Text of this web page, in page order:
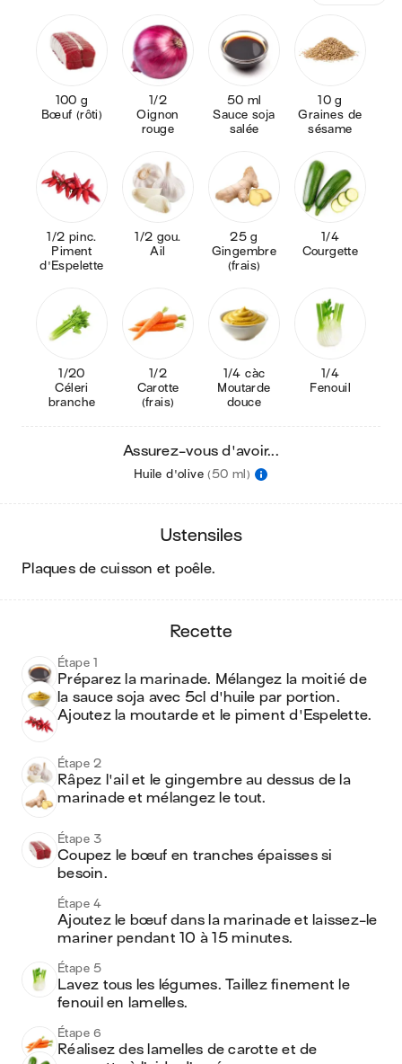
100 g
Bœuf (rôti)
1/2
Oignon
rouge
50 ml
Sauce soja
salée
10 g
Graines de
sésame
1/2 pinc.
Piment
d'Espelette
1/2 gou.
Ail
25 g
Gingembre
(frais)
1/4
Courgette
1/20
Céleri
branche
1/2
Carotte
(frais)
1/4 càc
Moutarde
douce
1/4
Fenouil
Assurez-vous d'avoir...
Huile d'olive (50 ml)
ustensiles
plaques de cuisson et poêle.
recette
Étape 1
Préparez la marinade. Mélangez la moitié de
la sauce soja avec 5cl d'huile par portion.
Ajoutez la moutarde et le piment d'Espelette.
Étape 2
Râpez l'ail et le gingembre au dessus de la
marinade et mélangez le tout.
Étape 3
Coupez le bœuf en tranches épaisses si
besoin.
Étape 4
Ajoutez le bœuf dans la marinade et laissez-le
mariner pendant 10 à 15 minutes.
Étape 5
Lavez tous les légumes. Taillez finement le
fenouil en lamelles.
Étape 6
Réalisez des lamelles de carotte et de